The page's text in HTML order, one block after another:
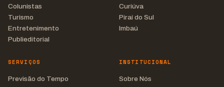
Colunistas
Turismo
Entretenimento
Publieditorial
Curiúva
Piraí do Sul
Imbaú
SERVIÇOS
Previsão do Tempo
INSTITUCIONAL
Sobre Nós